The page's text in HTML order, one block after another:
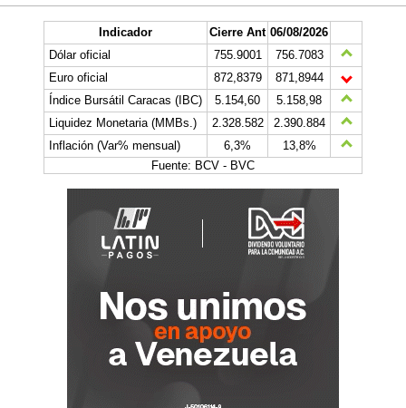
Indicador Cierre Ant 06/08/2026
Dólar oficial
755.9001
756.7083
Euro oficial
872,8379
871,8944
Índice Bursátil Caracas (IBC)
5.154,60
5.158,98
Liquidez Monetaria (MMBs.)
2.328.582
2.390.884
Inflación (Var% mensual)
6,3%
13,8%
Fuente: BCV - BVC